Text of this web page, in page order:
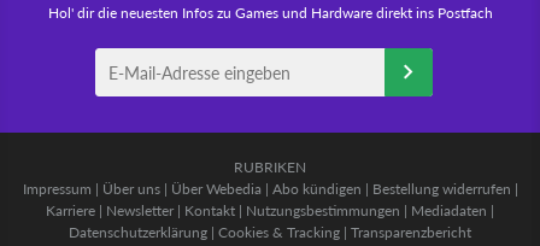
Hol' dir die neuesten Infos zu Games und Hardware direkt ins Postfach
RUBRIKEN
Impressum | Über uns| Über Webedia | Abo kündigen | Bestellung widerrufen |
Karriere | Newsletter | Kontakt | Nutzungsbestimmungen | Mediadaten |
Datenschutzerklärung | Cookies & Tracking | Transparenzbericht